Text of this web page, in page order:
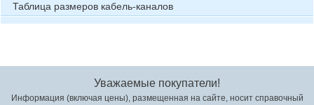
Таблица размеров кабель-каналов
Уважаемые покупатели!
Информация (включая цены), размещенная на сайте, носит справочный